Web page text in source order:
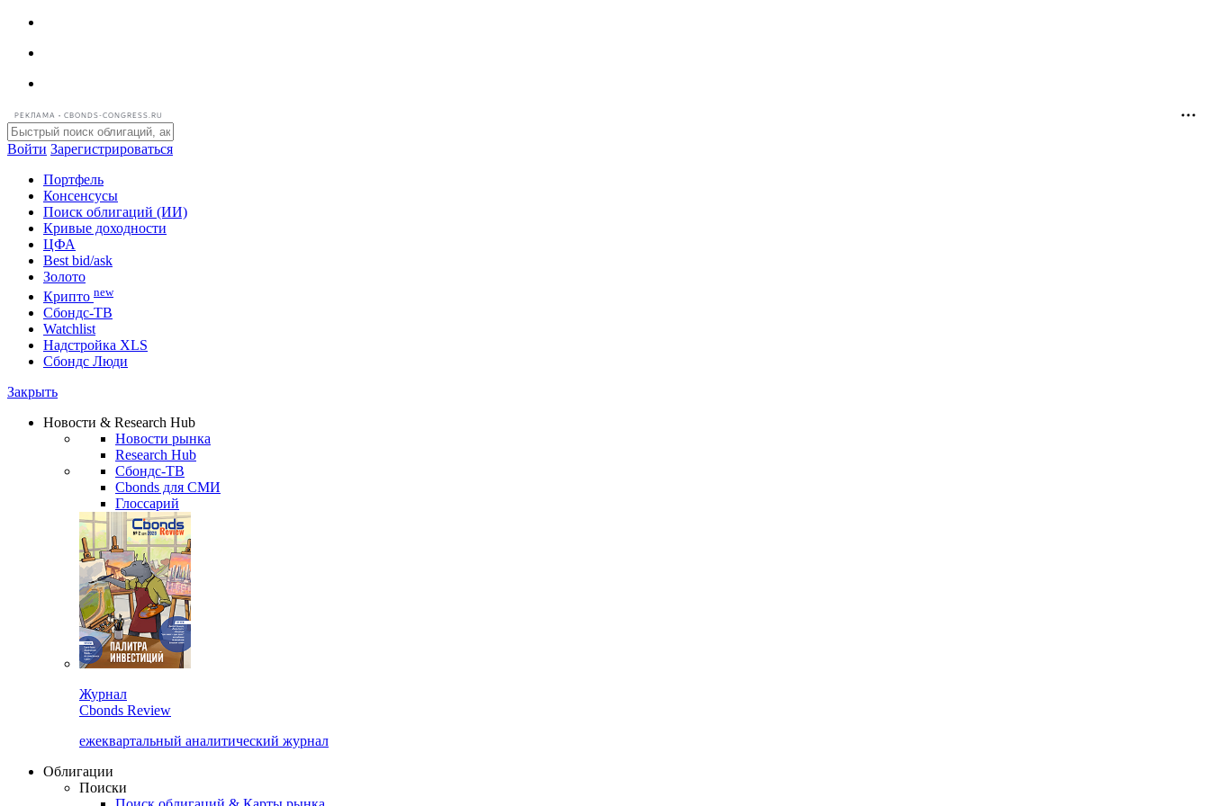
РЕКЛАМА • CBONDS-CONGRESS.RU
Войти Зарегистрироваться
Портфель
Консенсусы
Поиск облигаций (ИИ)
Кривые доходности
ЦФА
Best bid/ask
Золото
Криптоnew
Сбондс-ТВ
Надстройка XLS
Сбондс Люди
Новости & Research Hub
Новости рынка
Research Hub
Сбондс-ТВ
Cbonds для СМИ
Глоссарий
Журнал
Cbonds Review
ежеквартальный аналитический журнал